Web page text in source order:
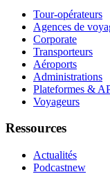
Tour-opérateurs
Agences de
Corporate
Transporteurs
Aéroports
Administrations
Plateformes &
Voyageurs
Ressources
Actualités
Podcastnew